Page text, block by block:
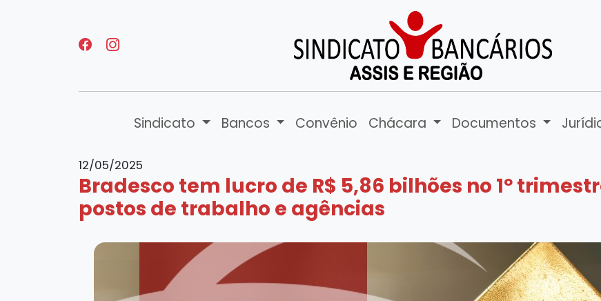
Sindicato Bancos Convênio Chácara Documentos
12/05/2025
Bradesco tem lucro de R$ 5,86 bilhões no 1º
postos de trabalho e agências